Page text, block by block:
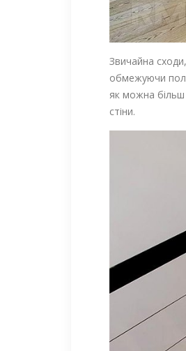
Звичайна
обмежуючи
як можна більш
стіни.